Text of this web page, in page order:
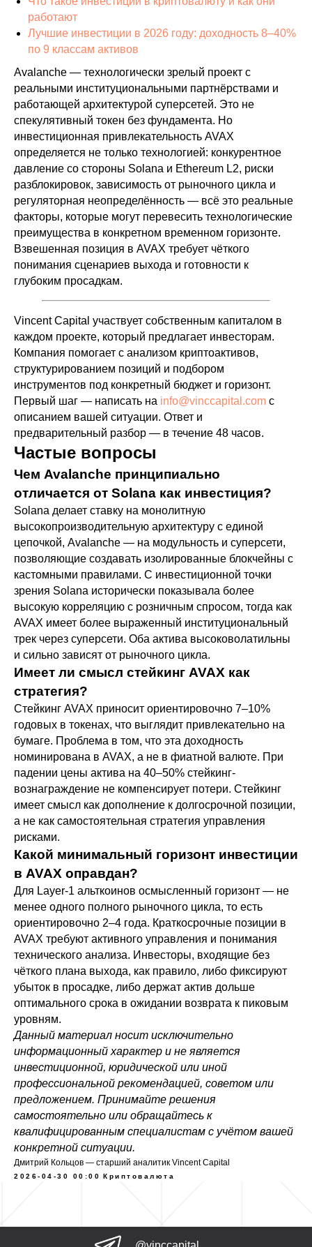
работают
Лучшие инвестиции в 2026 году: доходность 8–40%
по 9 классам активов
Avalanche — технологически зрелый проект с
реальными институциональными партнёрствами и
работающей архитектурой суперсетей. Это не
спекулятивный токен без фундамента. Но
инвестиционная привлекательность AVAX
определяется не только технологией: конкурентное
давление со стороны Solana и Ethereum L2, риски
разблокировок, зависимость от рыночного цикла и
регуляторная неопределённость — всё это реальные
факторы, которые могут перевесить технологические
преимущества в конкретном временном горизонте.
Взвешенная позиция в AVAX требует чёткого
понимания сценариев выхода и готовности к
глубоким просадкам.
Vincent Capital участвует собственным капиталом в
каждом проекте, который предлагает инвесторам.
Компания помогает с анализом криптоактивов,
структурированием позиций и подбором
инструментов под конкретный бюджет и горизонт.
Первый шаг — написать на info@vinccapital.com с
описанием вашей ситуации. Ответ и
предварительный разбор — в течение 48 часов.
Частые вопросы
Чем Avalanche принципиально
отличается от Solana как инвестиция?
Solana делает ставку на монолитную
высокопроизводительную архитектуру с единой
цепочкой, Avalanche — на модульность и суперсети,
позволяющие создавать изолированные блокчейны с
кастомными правилами. С инвестиционной точки
зрения Solana исторически показывала более
высокую корреляцию с розничным спросом, тогда как
AVAX имеет более выраженный институциональный
трек через суперсети. Оба актива высоковолатильны
и сильно зависят от рыночного цикла.
Имеет ли смысл стейкинг AVAX как
стратегия?
Стейкинг AVAX приносит ориентировочно 7–10%
годовых в токенах, что выглядит привлекательно на
бумаге. Проблема в том, что эта доходность
номинирована в AVAX, а не в фиатной валюте. При
падении цены актива на 40–50% стейкинг-
вознаграждение не компенсирует потери. Стейкинг
имеет смысл как дополнение к долгосрочной позиции,
а не как самостоятельная стратегия управления
рисками.
Какой минимальный горизонт инвестиции
в AVAX оправдан?
Для Layer-1 альткоинов осмысленный горизонт — не
менее одного полного рыночного цикла, то есть
ориентировочно 2–4 года. Краткосрочные позиции в
AVAX требуют активного управления и понимания
технического анализа. Инвесторы, входящие без
чёткого плана выхода, как правило, либо фиксируют
убыток в просадке, либо держат актив дольше
оптимального срока в ожидании возврата к пиковым
уровням.
Данный материал носит исключительно
информационный характер и не является
инвестиционной, юридической или иной
профессиональной рекомендацией, советом или
предложением. Принимайте решения
самостоятельно или обращайтесь к
квалифицированным специалистам с учётом вашей
конкретной ситуации.
Дмитрий Кольцов — старший аналитик Vincent Capital
2026-04-30 00:00 Криптовалюта